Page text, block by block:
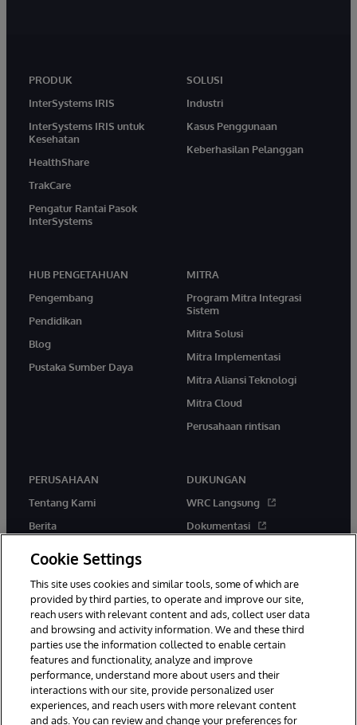
PRODUK
InterSystems IRIS
InterSystems IRIS untuk
Kesehatan
HealthShare
TrakCare
Pengatur Rantai Pasok
InterSystems
SOLUSI
Industri
Kasus Penggunaan
Keberhasilan Pelanggan
HUB PENGETAHUAN
Pengembang
Pendidikan
Blog
Pustaka Sumber Daya
MITRA
Program Mitra Integrasi
Sistem
Mitra Solusi
Mitra Implementasi
Mitra Aliansi Teknologi
Mitra Cloud
Perusahaan rintisan
PERUSAHAAN
Tentang Kami
Berita
DUKUNGAN
WRC Langsung
Dokumentasi
© 1996-2026 InterSystems Corporation, Boston, MA. Hak Cipta
Dilindungi Undang-Undang.
Pemberitahuan/Syarat & Ketentuan
Pernyataan Privasi
Cookie Settings
This site uses cookies and similar tools, some of which are
provided by third parties, to operate and improve our site,
reach users with relevant content and ads, collect user data
and browsing and activity information. We and these third
parties use the information collected to enable certain
features and functionality, analyze and improve
performance, understand more about users and their
interactions with our site, provide personalized user
experiences, and reach users with more relevant content
and ads. You can review and change your preferences for